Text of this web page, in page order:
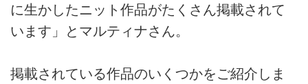
に生かしたニット作品がたくさん掲載されて
います」とマルティナさん。
掲載されている作品のいくつかをご紹介しま